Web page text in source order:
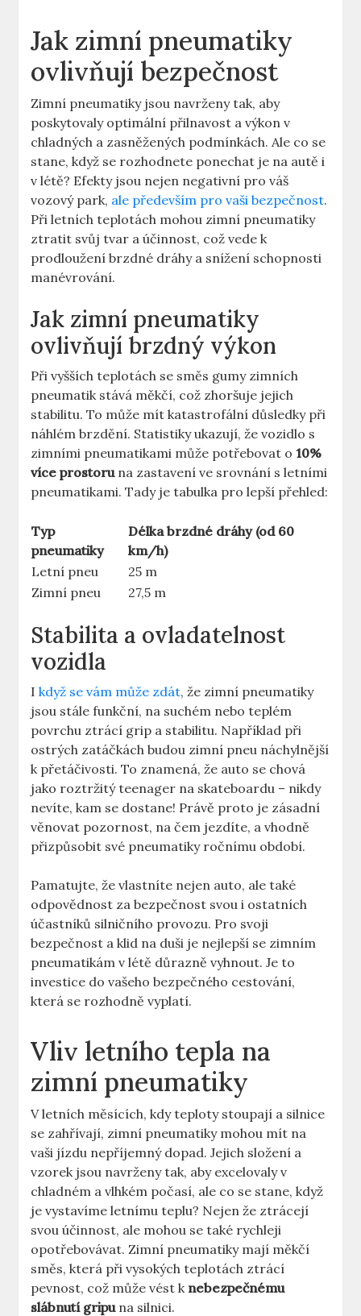
Jak zimní pneumatiky
ovlivňují bezpečnost
Zimní pneumatiky jsou navrženy tak, aby
poskytovaly optimální přilnavost a výkon v
chladných a zasněžených podmínkách. Ale co se
stane, když se rozhodnete ponechat je na autě i
v létě? Efekty jsou nejen negativní pro váš
vozový park, ale především pro vaši bezpečnost.
Při letních teplotách mohou zimní pneumatiky
ztratit svůj tvar a účinnost, což vede k
prodloužení brzdné dráhy a snížení schopnosti
manévrování.
Jak zimní pneumatiky
ovlivňují brzdný výkon
Při vyšších teplotách se směs gumy zimních
pneumatik stává měkčí, což zhoršuje jejich
stabilitu. To může mít katastrofální důsledky při
náhlém brzdění. Statistiky ukazují, že vozidlo s
zimními pneumatikami může potřebovat o 10%
více prostoruna zastavení ve srovnání s letními
pneumatikami. Tady je tabulka pro lepší přehled:
Typ
pneumatiky
Délka brzdné dráhy (od 60
km/h)
Letní pneu
25 m
Zimní pneu
27,5 m
Stabilita a ovladatelnost
vozidla
Ikdyž se vám může zdát, že zimní pneumatiky
jsou stále funkční, na suchém nebo teplém
povrchu ztrácí grip a stabilitu. Například při
ostrých zatáčkách budou zimní pneu náchylnější
k přetáčivosti. To znamená, že auto se chová
jako roztržitý teenager na skateboardu – nikdy
nevíte, kam se dostane! Právě proto je zásadní
věnovat pozornost, na čem jezdíte, a vhodně
přizpůsobit své pneumatiky ročnímu období.
Pamatujte, že vlastníte nejen auto, ale také
odpovědnost za bezpečnost svou i ostatních
účastníků silničního provozu. Pro svoji
bezpečnost a klid na duši je nejlepší se zimním
pneumatikám v létě důrazně vyhnout. Je to
investice do vašeho bezpečného cestování,
která se rozhodně vyplatí.
Vliv letního tepla na
zimní pneumatiky
V letních měsících, kdy teploty stoupají a silnice
se zahřívají, zimní pneumatiky mohou mít na
vaši jízdu nepříjemný dopad. Jejich složení a
vzorek jsou navrženy tak, aby excelovaly v
chladném a vlhkém počasí, ale co se stane, když
je vystavíme letnímu teplu? Nejen že ztrácejí
svou účinnost, ale mohou se také rychleji
opotřebovávat. Zimní pneumatiky mají měkčí
směs, která při vysokých teplotách ztrácí
pevnost, což může vést k nebezpečnému
slábnutí gripuna silnici.